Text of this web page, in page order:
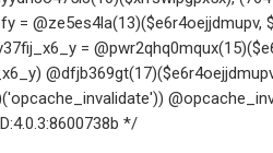
@ze5es4la(13)($e6r4oejjdmupv,
=
*/